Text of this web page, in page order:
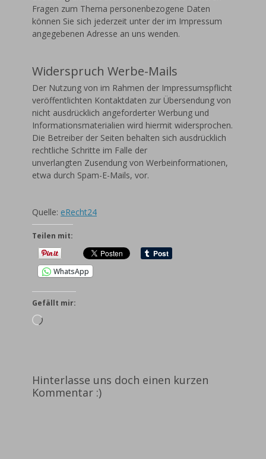
Fragen zum Thema personenbezogene Daten
können Sie sich jederzeit unter der im Impressum
angegebenen Adresse an uns wenden.
Widerspruch Werbe-Mails
Der Nutzung von im Rahmen der Impressumspflicht
veröffentlichten Kontaktdaten zur Übersendung von
nicht ausdrücklich angeforderter Werbung und
Informationsmaterialien wird hiermit widersprochen.
Die Betreiber der Seiten behalten sich ausdrücklich
rechtliche Schritte im Falle der
unverlangten Zusendung von Werbeinformationen,
etwa durch Spam-E-Mails, vor.
Quelle: eRecht24
Teilen mit:
WhatsApp
Gefällt mir:
Wird
Hinterlasse uns doch einen kurzen
Kommentar :)